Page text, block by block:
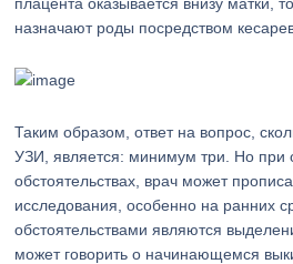
назначают роды посредством
Таким образом, ответ на вопрос,
УЗИ, является: минимум три. Но при
обстоятельствах, врач может
исследования, особенно на ранних
обстоятельствами являются
может говорить о начинающемся